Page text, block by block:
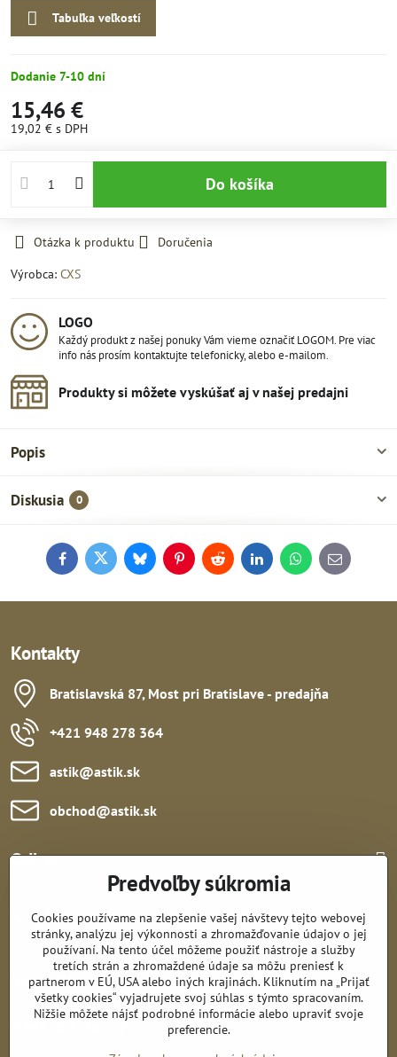
Tabuľka veľkostí
Dodanie 7-10 dní
15,46 €
19,02 € s DPH
Do košíka
Otázka k produktu
Doručenia
Výrobca: CXS
LOGO
Každý produkt z našej ponuky Vám vieme označiť LOGOM. Pre viac
info nás prosím kontaktujte telefonicky, alebo e-mailom.
Produkty si môžete vyskúšať aj v našej predajni
Popis
Diskusia 0
FacebookTwitterBlueskyPinterestReddit LinkedInWhatsApp
E-
mail
Kontakty
Bratislavská 87, Most pri Bratislave - predajňa
+421 948 278 364
astik​@astik​.sk
obchod​@astik​.sk
Odkazy:
Sledujte nás:
Všetko k nákupu:
Predvoľby súkromia
Cookies používame na zlepšenie vašej návštevy tejto webovej
stránky, analýzu jej výkonnosti a zhromažďovanie údajov o jej
používaní. Na tento účel môžeme použiť nástroje a služby
tretích strán a zhromaždené údaje sa môžu preniesť k
partnerom v EÚ, USA alebo iných krajinách. Kliknutím na „Prijať
všetky cookies“ vyjadrujete svoj súhlas s týmto spracovaním.
Nižšie môžete nájsť podrobné informácie alebo upraviť svoje
preferencie.